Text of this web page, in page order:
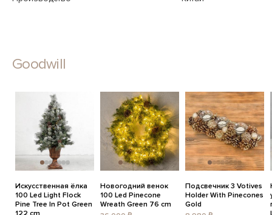
Goodwill
Искусственная ёлка
100 Led Light Flock
Pine Tree In Pot Green
Новогодний венок
100 Led Pinecone
Wreath Green 76 cm
Подсвечник 3 Votives
Holder With Pinecones
Gold